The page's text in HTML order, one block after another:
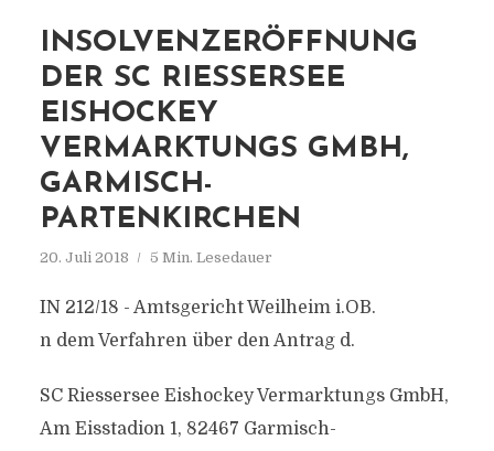
INSOLVENZERÖFFNUNG
DER SC RIESSERSEE
EISHOCKEY
VERMARKTUNGS GMBH,
GARMISCH-
PARTENKIRCHEN
20. Juli 2018 5 Min. Lesedauer
IN 212/18 - Amtsgericht Weilheim i.OB.
n dem Verfahren über den Antrag d.
SC Riessersee Eishockey Vermarktungs GmbH,
Am Eisstadion 1, 82467 Garmisch-